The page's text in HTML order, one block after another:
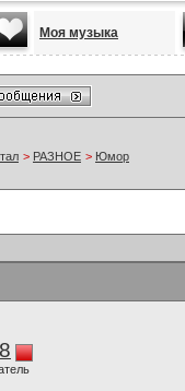
Моя музыка
> РАЗНОЕ > Юмор